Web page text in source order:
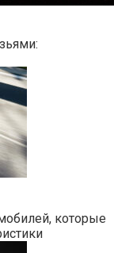
которые